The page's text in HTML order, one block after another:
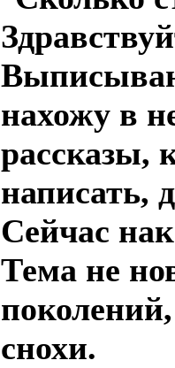
Выписываю
нахожу в
рассказы,
написать,
Сейчас
Тема не
снохи.